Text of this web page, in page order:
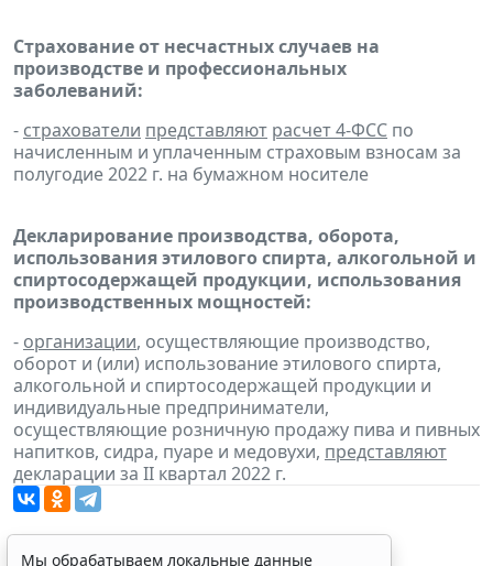
Страхование от несчастных случаев на
производстве и профессиональных
заболеваний:
- страхователи представляют расчет 4-ФСС по
начисленным и уплаченным страховым взносам за
полугодие 2022 г. на бумажном носителе
Декларирование производства, оборота,
использования этилового спирта, алкогольной и
спиртосодержащей продукции, использования
производственных мощностей:
- организации, осуществляющие производство,
оборот и (или) использование этилового спирта,
алкогольной и спиртосодержащей продукции и
индивидуальные предприниматели,
осуществляющие розничную продажу пива и пивных
напитков, сидра, пуаре и медовухи, представляют
декларации за II квартал 2022 г.
Мы обрабатываем локальные данные